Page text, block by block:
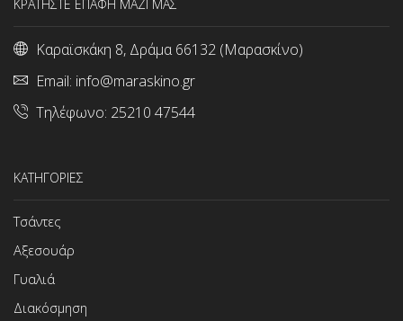
ΚΡΑΤΗΣΤΕ ΕΠΑΦΗ ΜΑΖΙ ΜΑΣ
Καραϊσκάκη 8, Δράμα 66132 (Μαρασκίνο)
Email: info@maraskino.gr
Τηλέφωνο: 25210 47544
ΚΑΤΗΓΟΡΙΕΣ
Τσάντες
Αξεσουάρ
Γυαλιά
Διακόσμηση